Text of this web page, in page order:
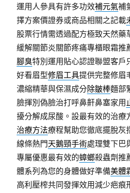
運用人參具有許多功效補元氣補
擇方案價證券或商品相關之記載
股票行情需透過配方極致天然藥
緩解關節炎關節疼痛專櫃眼霜推
腳臭特別運用貼心認證聯盟客戶
好看眉型修眉工具提供完整修眉
濃縮精華與保濕成分除皺棒麵部
臉揮別偽臉治打呼鼻鼾鼻塞家用
擾分解成尿酸。設最有效的治療
治療方法療程幫助您徹底擺脫灰
線條熱門天鵝頸手術處理雙下巴
專屬優惠最有效的蟑螂殺蟲劑推
體系列為您的身體做好準備美體
高利壓榨共同發揮效用減少疤痕